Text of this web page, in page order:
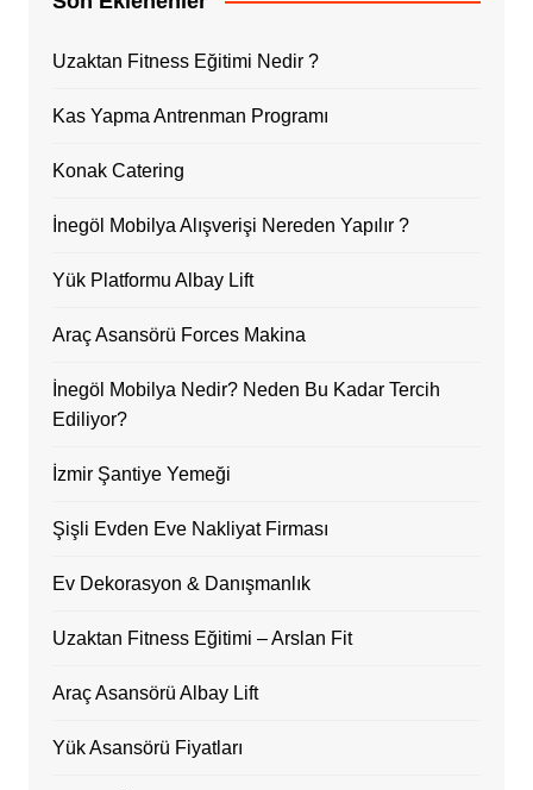
Uzaktan Fitness Eğitimi Nedir ?
Kas Yapma Antrenman Programı
Konak Catering
İnegöl Mobilya Alışverişi Nereden Yapılır ?
Yük Platformu Albay Lift
Araç Asansörü Forces Makina
İnegöl Mobilya Nedir? Neden Bu Kadar Tercih
Ediliyor?
İzmir Şantiye Yemeği
Şişli Evden Eve Nakliyat Firması
Ev Dekorasyon & Danışmanlık
Uzaktan Fitness Eğitimi – Arslan Fit
Araç Asansörü Albay Lift
Yük Asansörü Fiyatları